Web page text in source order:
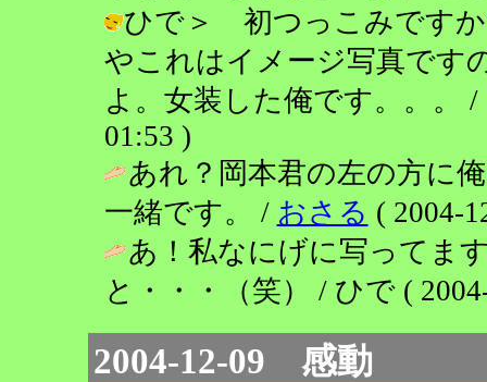
ひで＞ 初つっこみです
やこれはイメージ写真です
よ。女装した俺です。。。
01:53 )
あれ？岡本君の左の方に
一緒です。 / おさる ( 2004-
あ！私なにげに写ってま
と・・・（笑） / ひで (
2004-12-09 感動